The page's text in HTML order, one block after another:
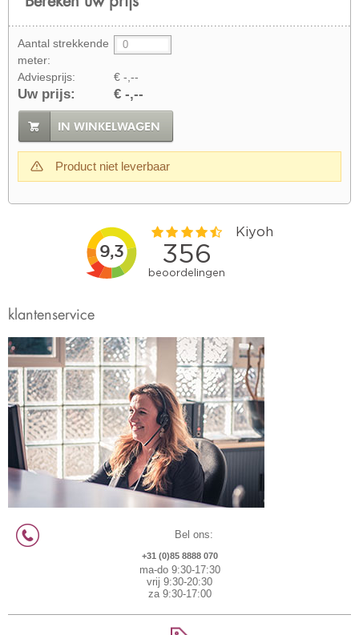
Aantal strekkende
meter:
Adviesprijs:
€ -,--
Uw prijs: € -,--
IN WINKELWAGEN
Product niet leverbaar
klantenservice
Bel ons:
+31 (0)85 8888 070
ma-do 9:30-17:30
vrij 9:30-20:30
za 9:30-17:00